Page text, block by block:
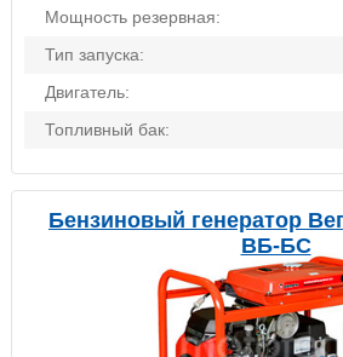
Мощность резервная:
Тип запуска:
Двигатель:
Топливный бак:
Бензиновый генератор
ВБ-БС